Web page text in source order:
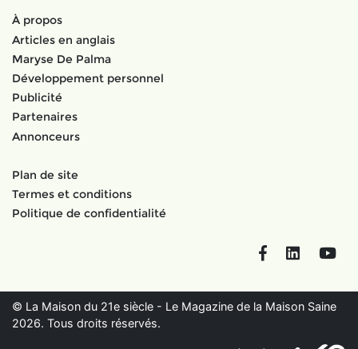
À propos
Articles en anglais
Maryse De Palma
Développement personnel
Publicité
Partenaires
Annonceurs
Plan de site
Termes et conditions
Politique de confidentialité
FacebookLinkedIn
© La Maison du 21e siècle - Le Magazine de la Maison Saine
2026. Tous droits réservés.